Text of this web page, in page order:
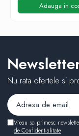
Adauga in
Nu rata ofertele si
Vreau sa primesc
de Confidentialitate